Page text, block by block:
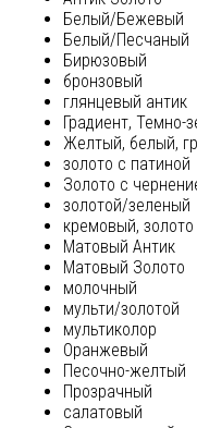
Белый/Бежевый
Белый/Песчаный
Бирюзовый
бронзовый
глянцевый антик
Градиент, Темно-
Желтый, белый,
золото с патиной
Золото с
золотой/зеленый
кремовый, золото
Матовый Антик
Матовый Золото
молочный
мульти/золотой
мультиколор
Оранжевый
Песочно-желтый
Прозрачный
салатовый